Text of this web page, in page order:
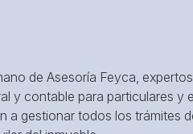
de Asesoría Feyca,
y contable para particulares y
a gestionar todos los trámites